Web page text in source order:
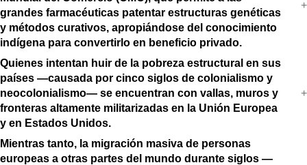
grandes farmacéuticas patentar estructuras genéticas
y métodos curativos, apropiándose del conocimiento
indígena para convertirlo en beneficio privado.
Quienes intentan huir de la pobreza estructural en sus
países —causada por cinco siglos de colonialismo y
neocolonialismo— se encuentran con vallas, muros y
fronteras altamente militarizadas en la Unión Europea
y en Estados Unidos.
Mientras tanto, la migración masiva de personas
europeas a otras partes del mundo durante siglos —